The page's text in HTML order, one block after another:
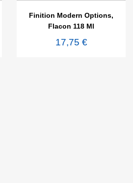

Finition Modern Options,
Flacon 118 Ml
17,75 €